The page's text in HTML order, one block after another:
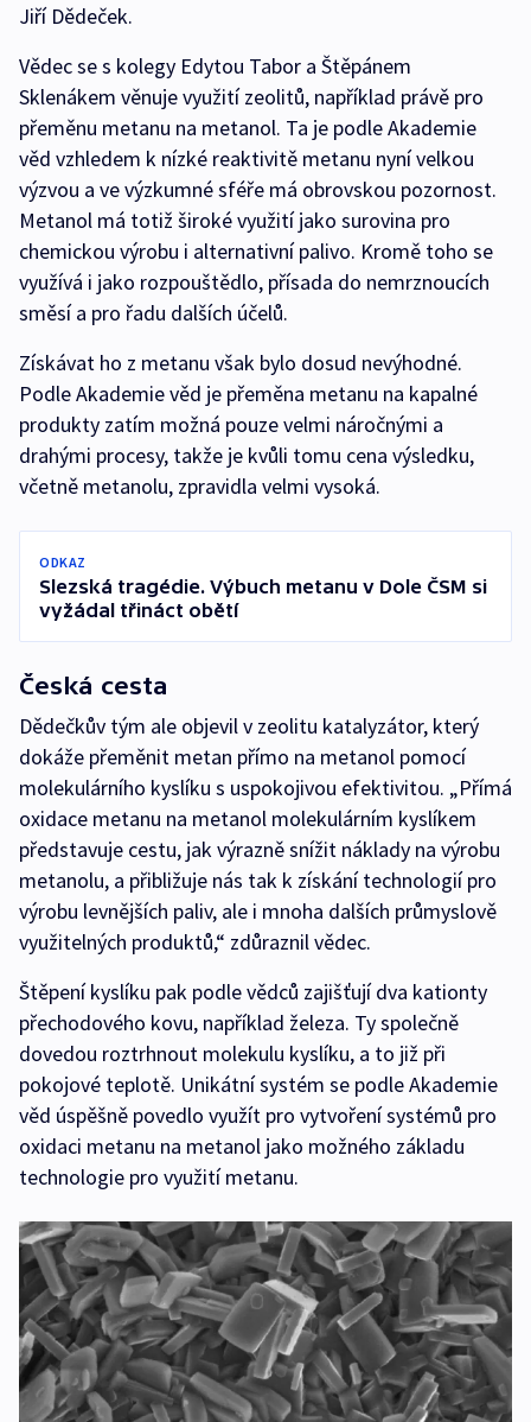
Jiří Dědeček.
Vědec se s kolegy Edytou Tabor a Štěpánem
Sklenákem věnuje využití zeolitů, například právě pro
přeměnu metanu na metanol. Ta je podle Akademie
věd vzhledem k nízké reaktivitě metanu nyní velkou
výzvou a ve výzkumné sféře má obrovskou pozornost.
Metanol má totiž široké využití jako surovina pro
chemickou výrobu i alternativní palivo. Kromě toho se
využívá i jako rozpouštědlo, přísada do nemrznoucích
směsí a pro řadu dalších účelů.
Získávat ho z metanu však bylo dosud nevýhodné.
Podle Akademie věd je přeměna metanu na kapalné
produkty zatím možná pouze velmi náročnými a
drahými procesy, takže je kvůli tomu cena výsledku,
včetně metanolu, zpravidla velmi vysoká.
ODKAZ
Slezská tragédie. Výbuch metanu v Dole ČSM si
vyžádal třináct obětí
Česká cesta
Dědečkův tým ale objevil v zeolitu katalyzátor, který
dokáže přeměnit metan přímo na metanol pomocí
molekulárního kyslíku s uspokojivou efektivitou. „Přímá
oxidace metanu na metanol molekulárním kyslíkem
představuje cestu, jak výrazně snížit náklady na výrobu
metanolu, a přibližuje nás tak k získání technologií pro
výrobu levnějších paliv, ale i mnoha dalších průmyslově
využitelných produktů,“ zdůraznil vědec.
Štěpení kyslíku pak podle vědců zajišťují dva kationty
přechodového kovu, například železa. Ty společně
dovedou roztrhnout molekulu kyslíku, a to již při
pokojové teplotě. Unikátní systém se podle Akademie
věd úspěšně povedlo využít pro vytvoření systémů pro
oxidaci metanu na metanol jako možného základu
technologie pro využití metanu.